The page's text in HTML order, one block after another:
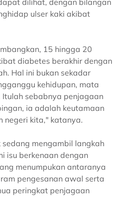
dilihat, dengan bilangan
ulser kaki akibat
15 hingga 20
diabetes berakhir dengan
Hal ini bukan sekadar
kehidupan, mata
sebabnya penjagaan
ia adalah keutamaan
negeri kita," katanya.
mengambil langkah
isu berkenaan dengan
menumpukan antaranya
pengesanan awal serta
peringkat penjagaan